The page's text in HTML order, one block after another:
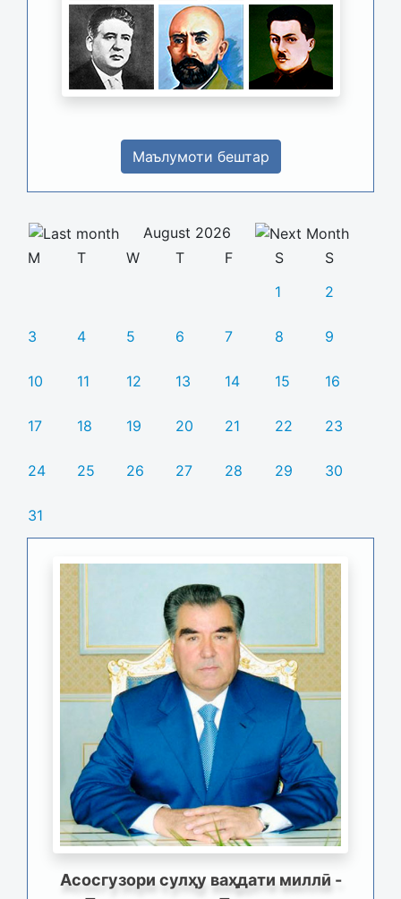
Маълумоти бештар
August 2026
M
T W T F S
S
1
2
3 4 5 6 7 8 9
10 11 12 13 14 15 16
17 18 19 20 21 22 23
24 25 26 27 28 29 30
31
Асосгузори сулҳу ваҳдати миллӣ -